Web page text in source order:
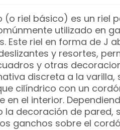
(o riel básico) es un riel
utilizado en
Este riel en forma de J
y resortes,
y otras
discreta a la varilla,
cilíndrico con un
en el interior.
la decoración de pared,
ganchos sobre el